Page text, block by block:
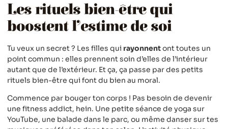
Les rituels bien-être qui
boostent l’estime de soi
Tu veux un secret ? Les filles qui rayonnentont toutes un
point commun : elles prennent soin d’elles de l’intérieur
autant que de l’extérieur. Et ça, ça passe par des petits
rituels bien-être qui font du bien au moral.
Commence par bouger ton corps ! Pas besoin de devenir
une fitness addict, hein. Une petite séance de yoga sur
YouTube, une balade dans le parc, ou même danser sur tes